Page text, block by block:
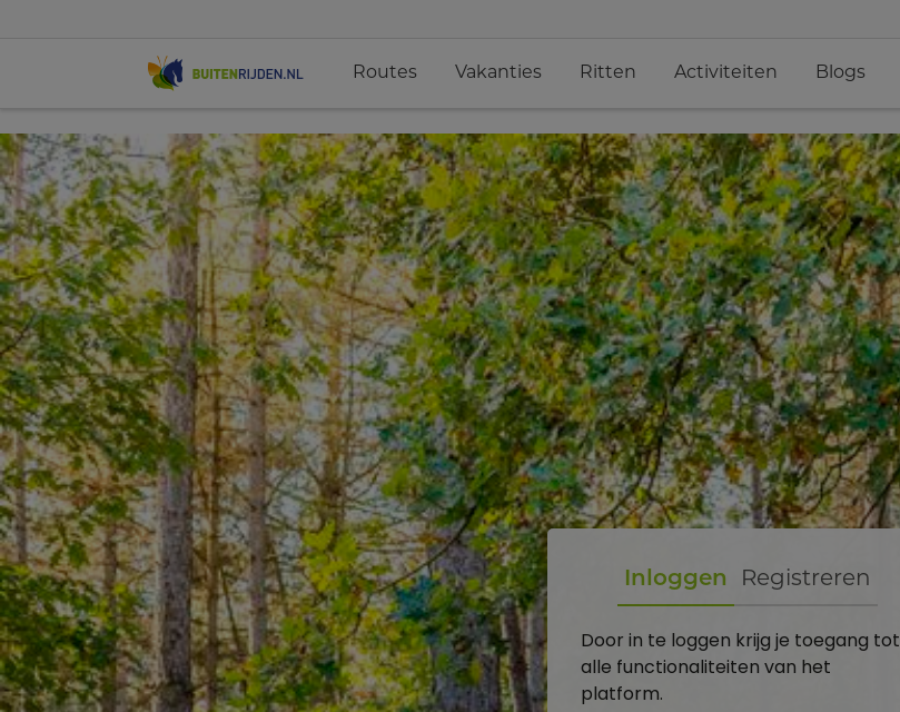
Routes Vakanties Ritten Activiteiten Blogs
Inloggen Registreren
Door in te loggen krijg je toegang tot
alle functionaliteiten van het
platform.